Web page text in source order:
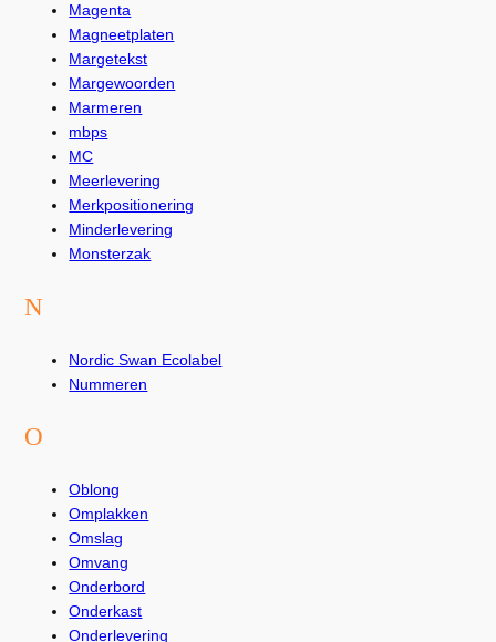
Magenta
Magneetplaten
Margetekst
Margewoorden
Marmeren
mbps
MC
Meerlevering
Merkpositionering
Minderlevering
Monsterzak
N
Nordic Swan Ecolabel
Nummeren
O
Oblong
Omplakken
Omslag
Omvang
Onderbord
Onderkast
Onderlevering